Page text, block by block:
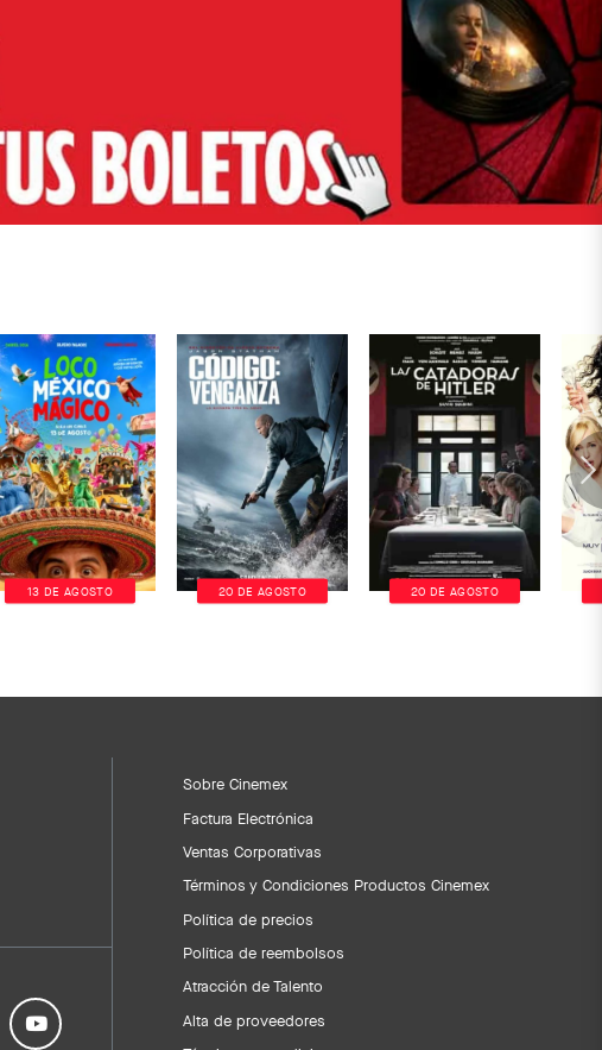
13 DE AGOSTO 20 DE AGOSTO 20 DE AGOSTO
Sobre Cinemex
Factura Electrónica
Ventas Corporativas
Términos y Condiciones Productos Cinemex
Política de precios
Política de reembolsos
Atracción de Talento
Alta de proveedores